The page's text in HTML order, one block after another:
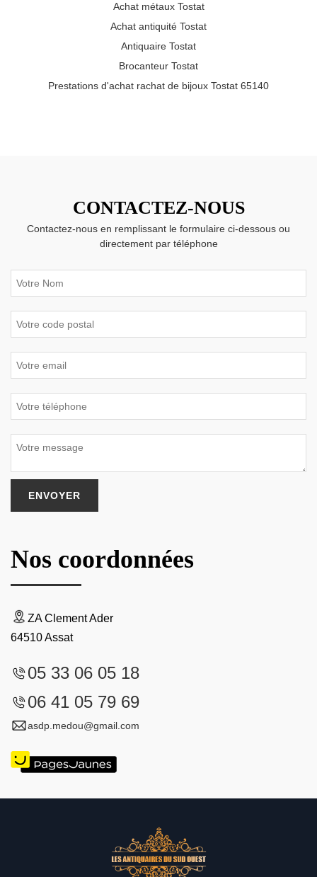
Achat métaux Tostat
Achat antiquité Tostat
Antiquaire Tostat
Brocanteur Tostat
Prestations d'achat rachat de bijoux Tostat 65140
CONTACTEZ-NOUS
Contactez-nous en remplissant le formulaire ci-dessous ou
directement par téléphone
Nos coordonnées
ZA Clement Ader
64510 Assat
05 33 06 05 18
06 41 05 79 69
asdp.medou@gmail.com